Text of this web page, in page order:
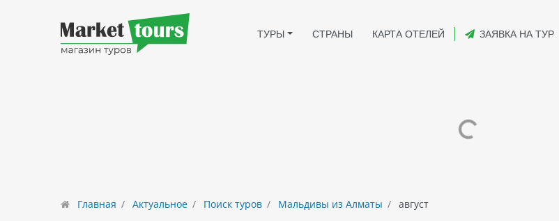
ТУРЫ СТРАНЫ КАРТА ОТЕЛЕЙ ЗАЯВКА НА ТУР
Главная Актуальное Поиск туров Мальдивы из Алматы август